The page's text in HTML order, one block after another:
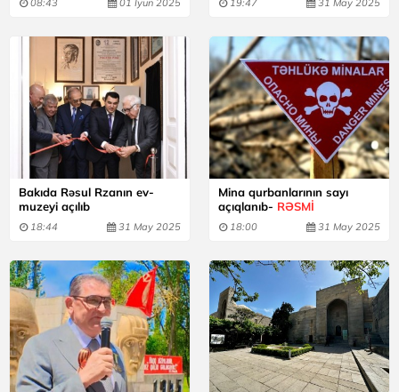
Bakıda Rəsul Rzanın ev-
muzeyi açılıb
18:44 31 May 2025
Mina qurbanlarının sayı
açıqlanıb- RƏSMİ
18:00 31 May 2025